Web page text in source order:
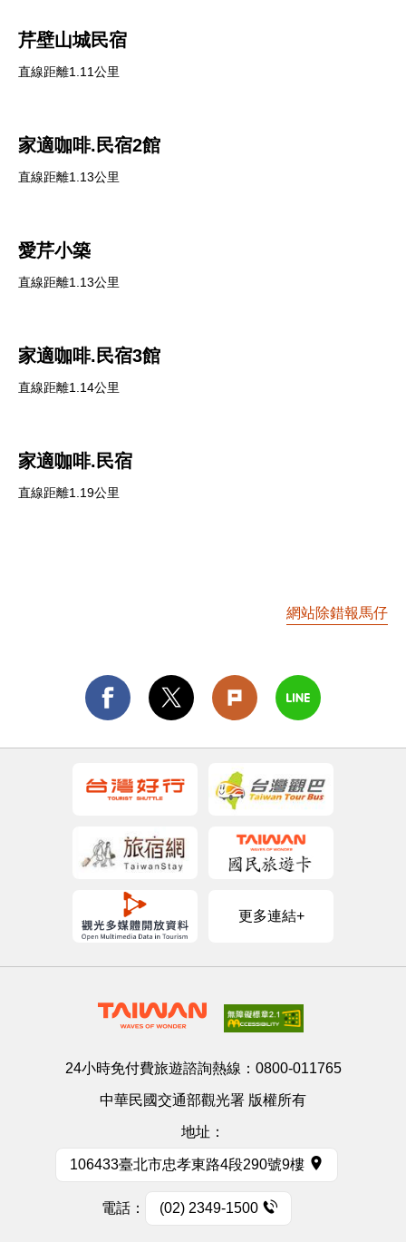
芹壁山城民宿
直線距離1.11公里
家適咖啡.民宿2館
直線距離1.13公里
愛芹小築
直線距離1.13公里
家適咖啡.民宿3館
直線距離1.14公里
家適咖啡.民宿
直線距離1.19公里
網站除錯報馬仔
更多連結+
24小時免付費旅遊諮詢熱線： 0800-011765
中華民國交通部觀光署 版權所有
地址：
106433臺北市忠孝東路4段290號9樓
電話： (02) 2349-1500